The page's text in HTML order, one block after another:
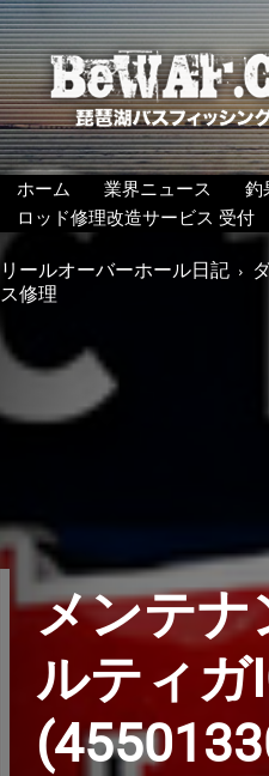
BeWAF
(ビ
ワ
エ
フ）
ホーム 業界ニュース 釣
ロッド修理改造サービス 受付
リールオーバーホール日記
ス修理
メンテナ
ルティガ